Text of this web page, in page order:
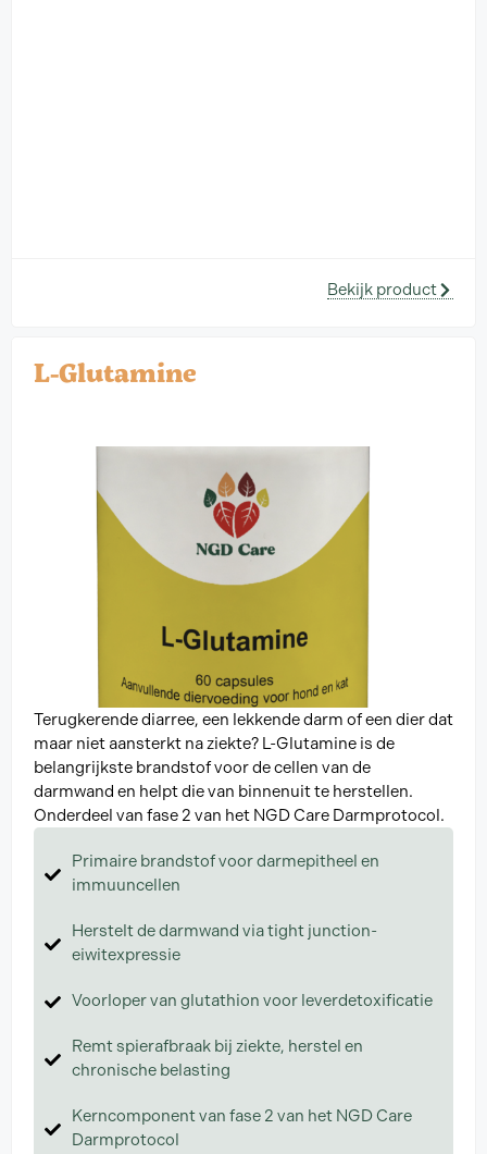
Bekijk product
L-Glutamine
Terugkerende diarree, een lekkende darm of een dier dat
maar niet aansterkt na ziekte? L-Glutamine is de
belangrijkste brandstof voor de cellen van de
darmwand en helpt die van binnenuit te herstellen.
Onderdeel van fase 2 van het NGD Care Darmprotocol.
Primaire brandstof voor darmepitheel en
immuuncellen
Herstelt de darmwand via tight junction-
eiwitexpressie
Voorloper van glutathion voor leverdetoxificatie
Remt spierafbraak bij ziekte, herstel en
chronische belasting
Kerncomponent van fase 2 van het NGD Care
Darmprotocol